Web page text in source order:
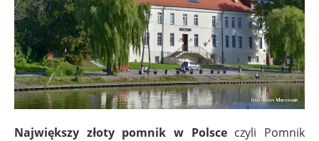
Największy złoty pomnik w Polsceczyli Pomnik